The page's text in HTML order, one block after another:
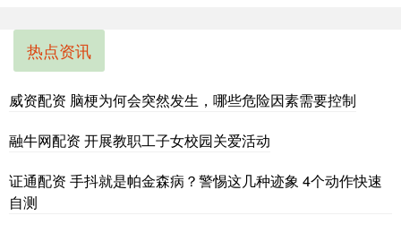
热点资讯
威资配资 脑梗为何会突然发生，哪些危险因素需要控制
融牛网配资 开展教职工子女校园关爱活动
证通配资 手抖就是帕金森病？警惕这几种迹象 4个动作快速
自测